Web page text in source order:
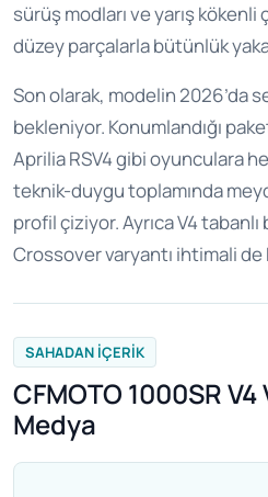
sürüş modları ve yarış
düzey parçalarla bütünlük
Son olarak, modelin 2026’da
bekleniyor. Konumlandığı
Aprilia RSV4 gibi oyunculara
teknik-duygu toplamında
profil çiziyor. Ayrıca V4
Crossover varyantı ihtimali
SAHADAN IÇERIK
CFMOTO 1000SR
Medya